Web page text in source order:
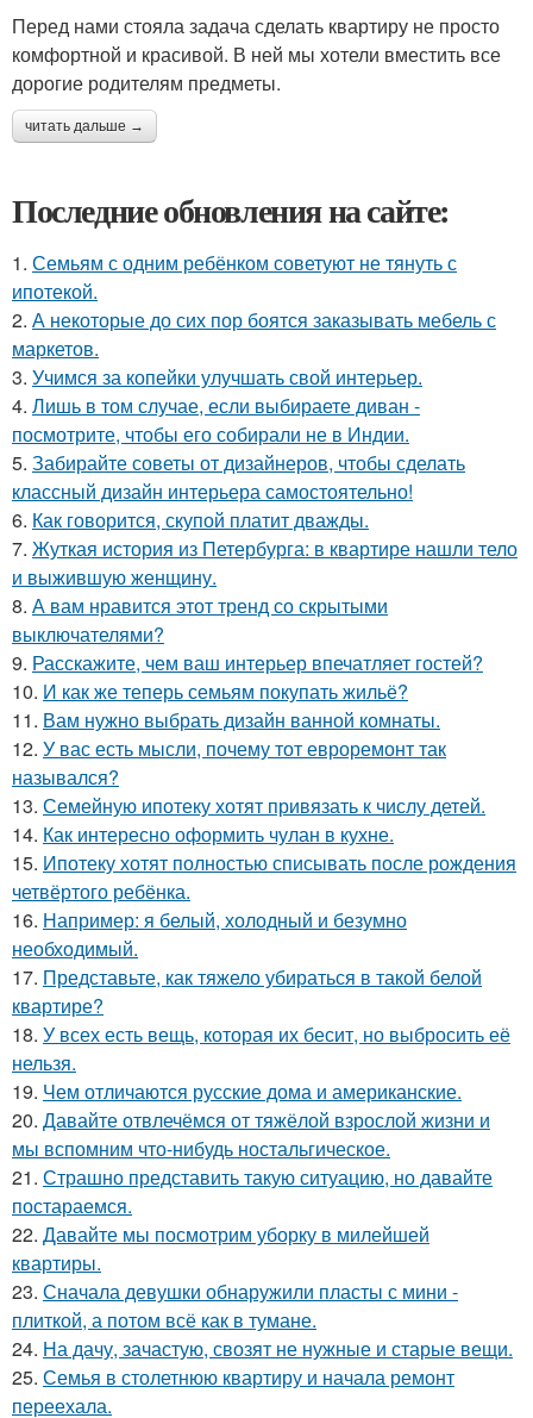
Перед нами стояла задача сделать квартиру не просто
комфортной и красивой. В ней мы хотели вместить все
дорогие родителям предметы.
читать дальше →
Последние обновления на сайте:
1. Семьям с одним ребёнком советуют не тянуть с
ипотекой.
2. А некоторые до сих пор боятся заказывать мебель с
маркетов.
3. Учимся за копейки улучшать свой интерьер.
4. Лишь в том случае, если выбираете диван -
посмотрите, чтобы его собирали не в Индии.
5. Забирайте советы от дизайнеров, чтобы сделать
классный дизайн интерьера самостоятельно!
6. Как говорится, скупой платит дважды.
7. Жуткая история из Петербурга: в квартире нашли тело
и выжившую женщину.
8. А вам нравится этот тренд со скрытыми
выключателями?
9. Расскажите, чем ваш интерьер впечатляет гостей?
10. И как же теперь семьям покупать жильё?
11. Вам нужно выбрать дизайн ванной комнаты.
12. У вас есть мысли, почему тот евроремонт так
назывался?
13. Семейную ипотеку хотят привязать к числу детей.
14. Как интересно оформить чулан в кухне.
15. Ипотеку хотят полностью списывать после рождения
четвёртого ребёнка.
16. Например: я белый, холодный и безумно
необходимый.
17. Представьте, как тяжело убираться в такой белой
квартире?
18. У всех есть вещь, которая их бесит, но выбросить её
нельзя.
19. Чем отличаются русские дома и американские.
20. Давайте отвлечёмся от тяжёлой взрослой жизни и
мы вспомним что-нибудь ностальгическое.
21. Страшно представить такую ситуацию, но давайте
постараемся.
22. Давайте мы посмотрим уборку в милейшей
квартиры.
23. Сначала девушки обнаружили пласты с мини -
плиткой, а потом всё как в тумане.
24. На дачу, зачастую, свозят не нужные и старые вещи.
25. Семья в столетнюю квартиру и начала ремонт
переехала.